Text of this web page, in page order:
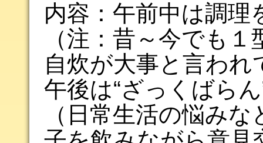
内容：午前中は調理
（注：昔～今でも１
自炊が大事と言われ
午後は“ざっくばら
（日常生活の悩み